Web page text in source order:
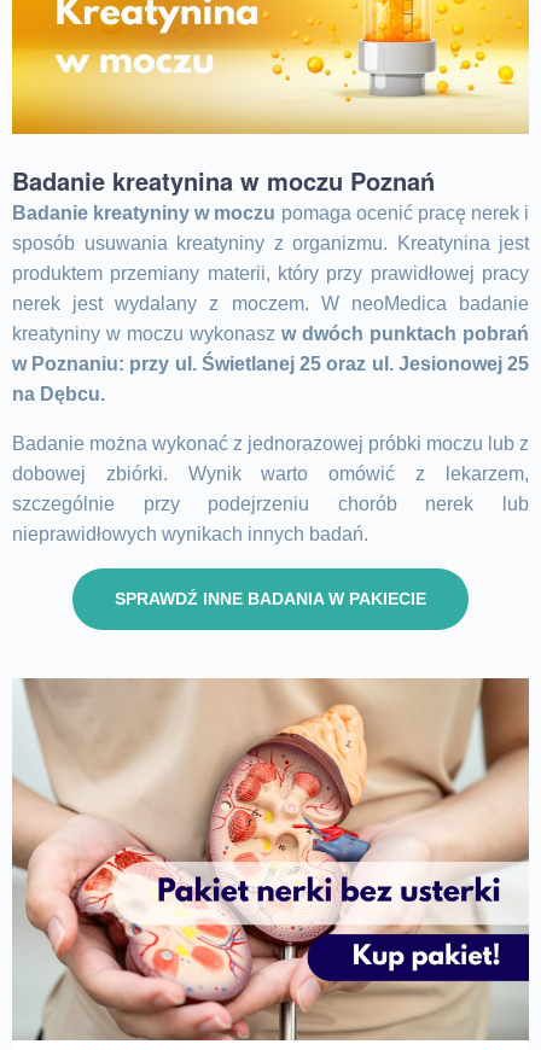
Badanie kreatynina w moczu Poznań
Badanie kreatyniny w moczu pomaga ocenić pracę nerek i
sposób usuwania kreatyniny z organizmu. Kreatynina jest
produktem przemiany materii, który przy prawidłowej pracy
nerek jest wydalany z moczem. W neoMedica badanie
kreatyniny w moczu wykonasz w dwóch punktach pobrań
w Poznaniu: przy ul. Świetlanej 25 oraz ul. Jesionowej 25
na Dębcu.
Badanie można wykonać z jednorazowej próbki moczu lub z
dobowej zbiórki. Wynik warto omówić z lekarzem,
szczególnie przy podejrzeniu chorób nerek lub
nieprawidłowych wynikach innych badań.
SPRAWDŹ INNE BADANIA W PAKIECIE